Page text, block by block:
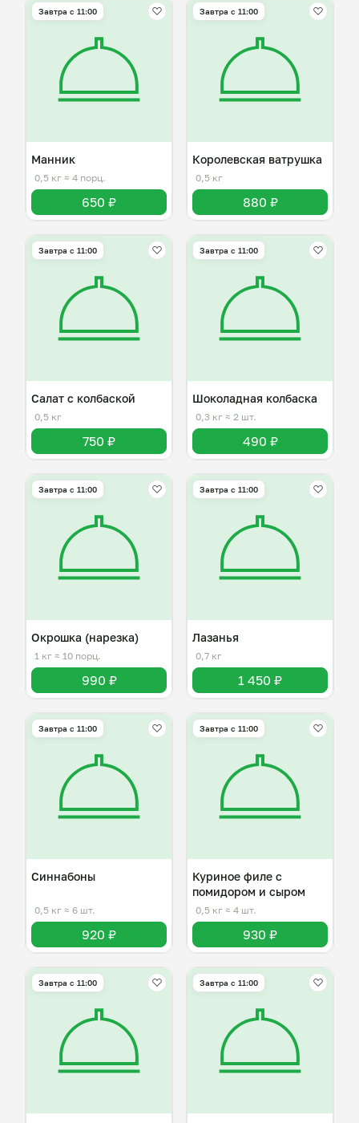
Завтра c 11:00
Манник
0,5 кг ≈ 4 порц.
650 ₽
Завтра c 11:00
Королевская ватрушка
0,5 кг
880 ₽
Завтра c 11:00
Салат с колбаской
0,5 кг
750 ₽
Завтра c 11:00
Шоколадная колбаска
0,3 кг ≈ 2 шт.
490 ₽
Завтра c 11:00
Окрошка (нарезка)
1 кг ≈ 10 порц.
990 ₽
Завтра c 11:00
Лазанья
0,7 кг
1 450 ₽
Завтра c 11:00
Синнабоны
0,5 кг ≈ 6 шт.
920 ₽
Завтра c 11:00
Куриное филе с
помидором и сыром
0,5 кг ≈ 4 шт.
930 ₽
Завтра c 11:00 Завтра c 11:00